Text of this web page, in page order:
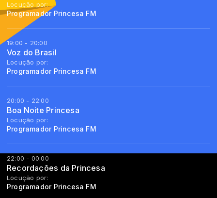
Locução por:
Programador Princesa FM
19:00 - 20:00
Voz do Brasil
Locução por:
Programador Princesa FM
20:00 - 22:00
Boa Noite Princesa
Locução por:
Programador Princesa FM
22:00 - 00:00
Recordações da Princesa
Locução por:
Programador Princesa FM